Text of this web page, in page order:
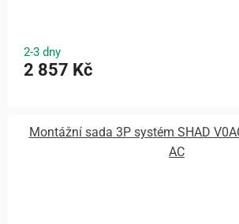
2-3 dny
2 857 Kč
Montážní sada 3P systém SHAD
AC